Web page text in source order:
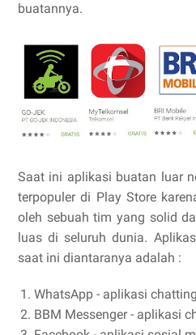
buatannya.
Saat ini aplikasi buatan luar
terpopuler di Play Store
oleh sebuah tim yang solid
luas di seluruh dunia.
saat ini diantaranya adalah :
WhatsApp - aplikasi
BBM Messenger - aplikasi